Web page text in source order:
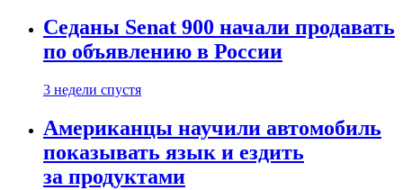
Седаны Senat 900 начали продавать
по объявлению в России
3 недели спустя
Американцы научили автомобиль
показывать язык и ездить
за продуктами